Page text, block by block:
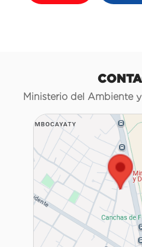
Ministerio del Ambiente